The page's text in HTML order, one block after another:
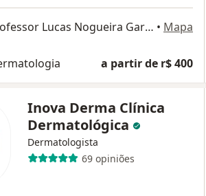
Alameda Professor Lucas Nogueira Garcez 805, Atibaia • Mapa
a partir de r$ 400
Inova Derma Clínica
Dermatológica
Dermatologista
69 opiniões